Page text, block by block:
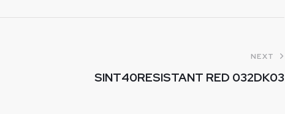
NEXT
SINT40RESISTANT RED 032DK03